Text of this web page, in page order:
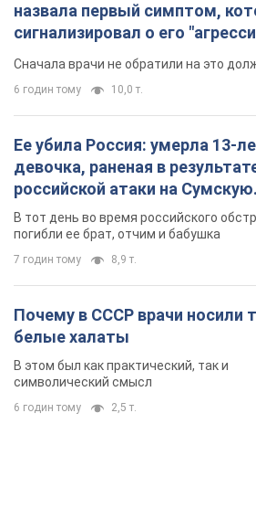
назвала первый симптом,
сигнализировал о его
Сначала врачи не обратили на это
6 годин тому 10,0 т.
Ее убила Россия: умерла 13-
девочка, раненая в
российской атаки на Сумскую
область. Фото
В тот день во время российского
погибли ее брат, отчим и бабушка
7 годин тому 8,9 т.
Почему в СССР врачи носили
белые халаты
В этом был как практический, так и
символический смысл
6 годин тому 2,5 т.